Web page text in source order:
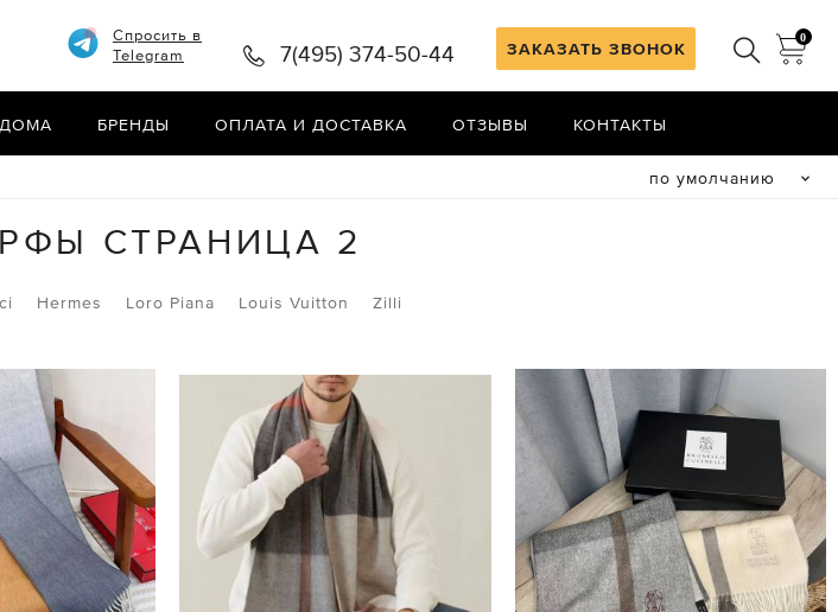
ЗАКАЗАТЬ ЗВОНОК
0
Спросить в
Telegram
7(495) 374-50-44
БРЕНДЫ ОПЛАТА И ДОСТАВКА ОТЗЫВЫ КОНТАКТЫ
по умолчанию
СТРАНИЦА 2
Hermes Loro Piana Louis Vuitton Zilli